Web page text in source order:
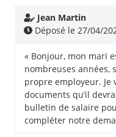
Jean Martin
Déposé le 27/04/
« Bonjour, mon mari
nombreuses années,
propre employeur. Je
documents qu’il
bulletin de salaire
compléter notre